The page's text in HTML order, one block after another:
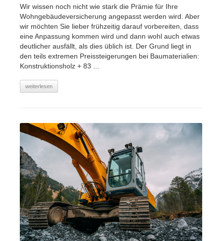
Wir wissen noch nicht wie stark die Prämie für Ihre
Wohngebäudeversicherung angepasst werden wird. Aber
wir möchten Sie lieber frühzeitig darauf vorbereiten, dass
eine Anpassung kommen wird und dann wohl auch etwas
deutlicher ausfällt, als dies üblich ist. Der Grund liegt in
den teils extremen Preissteigerungen bei Baumaterialien:
Konstruktionsholz + 83 ...
weiterlesen